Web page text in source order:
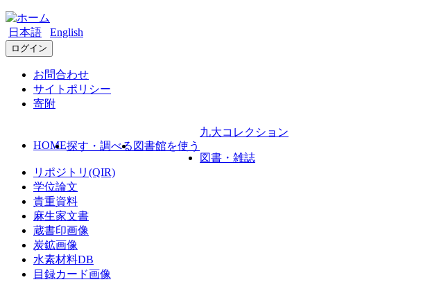
日本語 English
ログイン
お問合わせ
サイトポリシー
寄附
HOME探す・調べる 図書館を使う
九大コレクション
図書・雑誌
リポジトリ(QIR)
学位論文
貴重資料
麻生家文書
蔵書印画像
炭鉱画像
水素材料DB
目録カード画像